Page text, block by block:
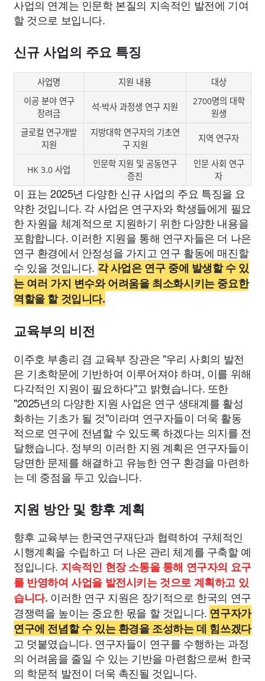
사업의 연계는 인문학 본질의 지속적인 발전에 기여
할 것으로 보입니다.
신규 사업의 주요 특징
사업명 지원 내용
대상
이공 분야 연구
장려금
석·박사 과정생 연구 지원
2700명의 대학
원생
글로컬 연구개발
지원
지방대학 연구자의 기초연
구 지원
지역 연구자
HK 3.0 사업
인문학 지원 및 공동연구
증진
인문 사회 연구
자
이 표는 2025년 다양한 신규 사업의 주요 특징을 요
약한 것입니다. 각 사업은 연구자와 학생들에게 필요
한 자원을 체계적으로 지원하기 위한 다양한 내용을
포함합니다. 이러한 지원을 통해 연구자들은 더 나은
연구 환경에서 안정성을 가지고 연구 활동에 매진할
수 있을 것입니다. 각 사업은 연구 중에 발생할 수 있
는 여러 가지 변수와 어려움을 최소화시키는 중요한
역할을 할 것입니다.
교육부의 비전
이주호 부총리 겸 교육부 장관은 "우리 사회의 발전
은 기초학문에 기반하여 이루어져야 하며, 이를 위해
다각적인 지원이 필요하다"고 밝혔습니다. 또한
"2025년의 다양한 지원 사업은 연구 생태계를 활성
화하는 기초가 될 것"이라며 연구자들이 더욱 활동
적으로 연구에 전념할 수 있도록 하겠다는 의지를 전
달했습니다. 정부의 이러한 지원 계획은 연구자들이
당면한 문제를 해결하고 유능한 연구 환경을 마련하
는 데 중점을 두고 있습니다.
지원 방안 및 향후 계획
향후 교육부는 한국연구재단과 협력하여 구체적인
시행계획을 수립하고 더 나은 관리 체계를 구축할 예
정입니다. 지속적인 현장 소통을 통해 연구자의 요구
를 반영하여 사업을 발전시키는 것으로 계획하고 있
습니다. 이러한 연구 지원은 장기적으로 한국의 연구
경쟁력을 높이는 중요한 몫을 할 것입니다. 연구자가
연구에 전념할 수 있는 환경을 조성하는 데 힘쓰겠다
고 덧붙였습니다. 연구자들이 연구를 수행하는 과정
의 어려움을 줄일 수 있는 기반을 마련함으로써 한국
의 학문적 발전이 더욱 촉진될 것입니다.